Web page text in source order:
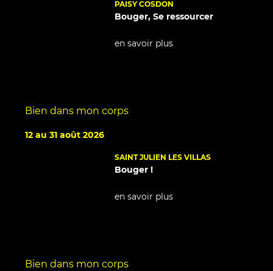
PAISY COSDON
Bouger, Se ressourcer
en savoir plus
Bien dans mon corps
12 au 31 août 2026
SAINT JULIEN LES VILLAS
Bouger !
en savoir plus
Bien dans mon corps